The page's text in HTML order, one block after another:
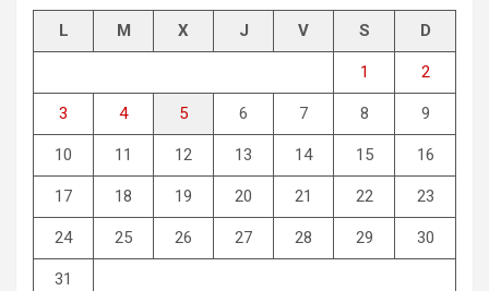
L M X J V S D
1 2
3 4 5 6 7 8 9
10 11 12 13 14 15 16
17 18 19 20 21 22 23
24 25 26 27 28 29 30
31